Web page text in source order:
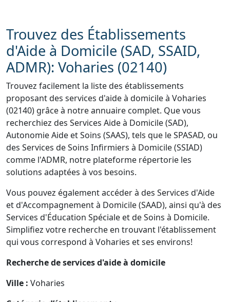
Trouvez des Établissements
d'Aide à Domicile (SAD, SSAID,
ADMR): Voharies (02140)
Trouvez facilement la liste des établissements
proposant des services d'aide à domicile à Voharies
(02140) grâce à notre annuaire complet. Que vous
recherchiez des Services Aide à Domicile (SAD),
Autonomie Aide et Soins (SAAS), tels que le SPASAD, ou
des Services de Soins Infirmiers à Domicile (SSIAD)
comme l'ADMR, notre plateforme répertorie les
solutions adaptées à vos besoins.
Vous pouvez également accéder à des Services d'Aide
et d'Accompagnement à Domicile (SAAD), ainsi qu'à des
Services d'Éducation Spéciale et de Soins à Domicile.
Simplifiez votre recherche en trouvant l'établissement
qui vous correspond à Voharies et ses environs!
Recherche de services d'aide à domicile
Ville : Voharies